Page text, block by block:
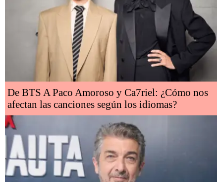
De BTS A Paco Amoroso y Ca7riel: ¿Cómo nos
afectan las canciones según los idiomas?